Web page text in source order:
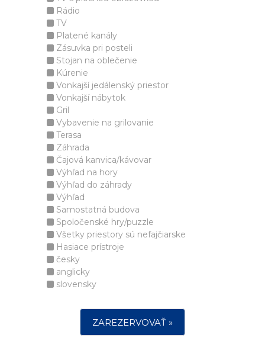
Rádio
TV
Platené kanály
Zásuvka pri posteli
Stojan na oblečenie
Kúrenie
Vonkajší jedálenský priestor
Vonkajší nábytok
Gril
Vybavenie na grilovanie
Terasa
Záhrada
Čajová kanvica/kávovar
Výhľad na hory
Výhľad do záhrady
Výhľad
Samostatná budova
Spoločenské hry/puzzle
Všetky priestory sú nefajčiarske
Hasiace prístroje
česky
anglicky
slovensky
ZAREZERVOVAŤ »